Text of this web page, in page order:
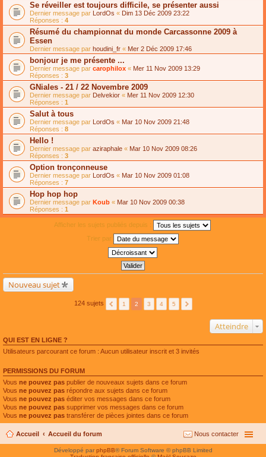
Se réveiller est toujours difficile, se présenter aussi
Dernier message par LordOs « Dim 13 Déc 2009 23:22
Réponses : 4
Résumé du championnat du monde Carcassonne 2009 à
Essen
Dernier message par houdini_fr « Mer 2 Déc 2009 17:46
bonjour je me présente ...
Dernier message par carophilox « Mer 11 Nov 2009 13:29
Réponses : 3
GNiales - 21 / 22 Novembre 2009
Dernier message par Delvekior « Mer 11 Nov 2009 12:30
Réponses : 1
Salut à tous
Dernier message par LordOs « Mar 10 Nov 2009 21:48
Réponses : 8
Hello !
Dernier message par aziraphale « Mar 10 Nov 2009 08:26
Réponses : 3
Option tronçonneuse
Dernier message par LordOs « Mar 10 Nov 2009 01:08
Réponses : 7
Hop hop hop
Dernier message par Koub « Mar 10 Nov 2009 00:38
Réponses : 1
Afficher les sujets publiés depuis :
Trier par
Nouveau sujet
124 sujets 1 2 3 4 5
Atteindre
QUI EST EN LIGNE ?
Utilisateurs parcourant ce forum : Aucun utilisateur inscrit et 3 invités
PERMISSIONS DU FORUM
Vous ne pouvez pas publier de nouveaux sujets dans ce forum
Vous ne pouvez pas répondre aux sujets dans ce forum
Vous ne pouvez pas éditer vos messages dans ce forum
Vous ne pouvez pas supprimer vos messages dans ce forum
Vous ne pouvez pas transférer de pièces jointes dans ce forum
Accueil Accueil du forum Nous contacter
Développé parphpBB® Forum Software © phpBB Limited